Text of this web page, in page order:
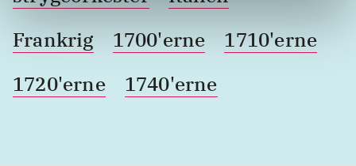
Frankrig
1700'erne
1710'erne
1720'erne
1740'erne